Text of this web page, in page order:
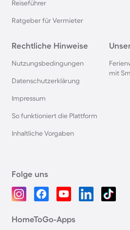
Reiseführer
Ratgeber für Vermieter
Rechtliche Hinweise
Nutzungsbedingungen
Datenschutzerklärung
Impressum
So funktioniert die Plattform
Inhaltliche Vorgaben
mit
Folge uns
HomeToGo-Apps